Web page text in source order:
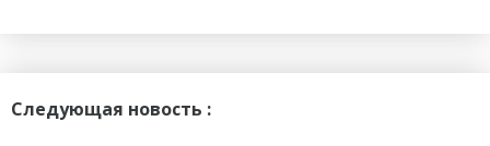
Следующая новость :